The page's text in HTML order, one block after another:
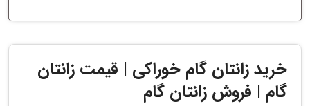
خرید زانتان گام خوراکی | قیمت زانتان
گام | فروش زانتان گام